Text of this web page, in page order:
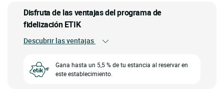
Disfruta de las ventajas del programa de
fidelización ETIK
Descubrir las ventajas
Gana hasta un 5,5 % de tu estancia al reservar en
este establecimiento.